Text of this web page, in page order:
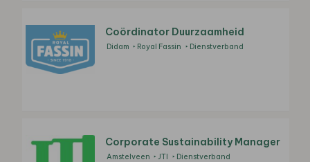
Coördinator Duurzaamheid
Didam Royal Fassin Dienstverband
Corporate Sustainability Manager
Amstelveen JTI Dienstverband